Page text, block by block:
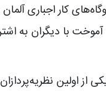
کار اجباری
با دیگران به
از اولین